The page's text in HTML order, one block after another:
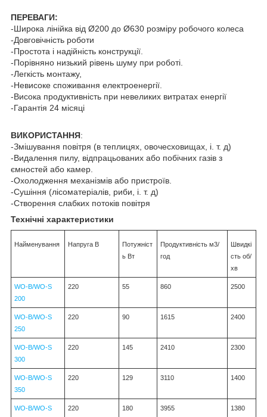
ПЕРЕВАГИ:
-Широка лінійка від Ø200 до Ø630 розміру робочого колеса
-Довговічність роботи
-Простота і надійність конструкції.
-Порівняно низький рівень шуму при роботі.
-Легкість монтажу,
-Невисоке споживання електроенергії.
-Висока продуктивність при невеликих витратах енергії
-Гарантія 24 місяці
ВИКОРИСТАННЯ:
-Змішування повітря (в теплицях, овочесховищах, і. т. д)
-Видалення пилу, відпрацьованих або побічних газів з
ємностей або камер.
-Охолодження механізмів або пристроїв.
-Сушіння (лісоматеріалів, риби, і. т. д)
-Створення слабких потоків повітря
Технічні характеристики
Найменування Напруга В
Потужніст
ь Вт
Продуктивність м3/
год
Швидкі
сть об/
хв
WO-B/WO-S
200
220 55 860 2500
WO-B/WO-S
250
220 90 1615 2400
WO-B/WO-S
300
220 145 2410 2300
WO-B/WO-S
350
220 129 3110 1400
WO-B/WO-S
220 180 3955 1380